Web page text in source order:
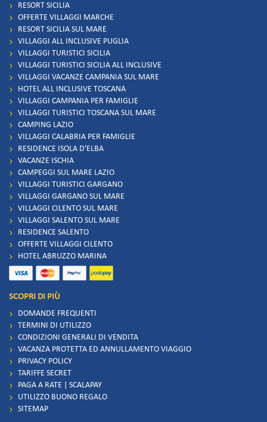
RESORT SICILIA
OFFERTE VILLAGGI MARCHE
RESORT SICILIA SUL MARE
VILLAGGI ALL INCLUSIVE PUGLIA
VILLAGGI TURISTICI SICILIA
VILLAGGI TURISTICI SICILIA ALL INCLUSIVE
VILLAGGI VACANZE CAMPANIA SUL MARE
HOTEL ALL INCLUSIVE TOSCANA
VILLAGGI CAMPANIA PER FAMIGLIE
VILLAGGI TURISTICI TOSCANA SUL MARE
CAMPING LAZIO
VILLAGGI CALABRIA PER FAMIGLIE
RESIDENCE ISOLA D'ELBA
VACANZE ISCHIA
CAMPEGGI SUL MARE LAZIO
VILLAGGI TURISTICI GARGANO
VILLAGGI GARGANO SUL MARE
VILLAGGI CILENTO SUL MARE
VILLAGGI SALENTO SUL MARE
RESIDENCE SALENTO
OFFERTE VILLAGGI CILENTO
HOTEL ABRUZZO MARINA
SCOPRI DI PIÙ
DOMANDE FREQUENTI
TERMINI DI UTILIZZO
CONDIZIONI GENERALI DI VENDITA
VACANZA PROTETTA ED ANNULLAMENTO VIAGGIO
PRIVACY POLICY
TARIFFE SECRET
PAGA A RATE | SCALAPAY
UTILIZZO BUONO REGALO
SITEMAP